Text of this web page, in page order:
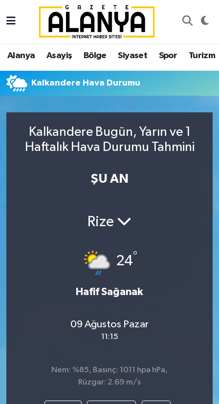
Alanya Asayiş Bölge Siyaset Spor Turizm
Kalkandere Hava Durumu
Kalkandere Bugün, Yarın ve 1
Haftalık Hava Durumu Tahmini
ŞU AN
Rize
24°
Hafif Sağanak
09 Ağustos Pazar
11:15
Nem: %85, Basınç: 1011 hpa hPa,
Rüzgar: 2.69 m/s
Alanya
Asayiş
Bölge
Siyaset
Spor
İstanbul Nöbetçi Eczaneler
İstanbul Hava Durumu
İstanbul Trafik Yoğunluk Haritası
Süper Lig Puan Durumu ve Fikstür
Tüm Manşetler